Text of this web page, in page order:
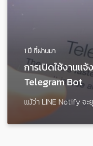
1 ปี ที่ผ่านมา
การเปิดใช้งานแ
Telegram Bot
แม้ว่า LINE Notify จะ